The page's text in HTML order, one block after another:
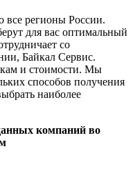
регионы России.
для вас оптимальный
со
Байкал Сервис.
и стоимости. Мы
способов получения
наиболее
компаний во